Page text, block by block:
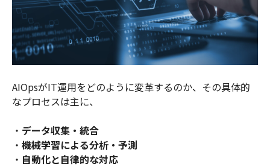
AIOpsがIT運用をどのように変革するのか、その具体的
なプロセスは主に、
・ データ収集・統合
・ 機械学習による分析・予測
・ 自動化と自律的な対応